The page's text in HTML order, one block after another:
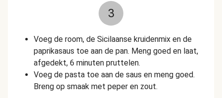
3
Voeg de room, de Sicilaanse kruidenmix en de
paprikasaus toe aan de pan. Meng goed en laat,
afgedekt, 6 minuten pruttelen.
Voeg de pasta toe aan de saus en meng goed.
Breng op smaak met peper en zout.